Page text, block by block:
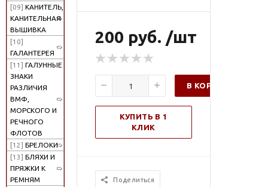
[09] КАНИТЕЛЬ,
КАНИТЕЛЬНАЯ
ВЫШИВКА
[10]
ГАЛАНТЕРЕЯ
[11] ГАЛУННЫЕ
ЗНАКИ
РАЗЛИЧИЯ
ВМФ,
МОРСКОГО И
РЕЧНОГО
ФЛОТОВ
[12] БРЕЛОКИ
[13] БЛЯХИ И
ПРЯЖКИ К
РЕМНЯМ
200 руб. /шт
В КОРЗИНУ
КУПИТЬ В 1
КЛИК
Поделиться